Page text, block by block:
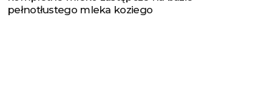
pełnotłustego mleka koziego